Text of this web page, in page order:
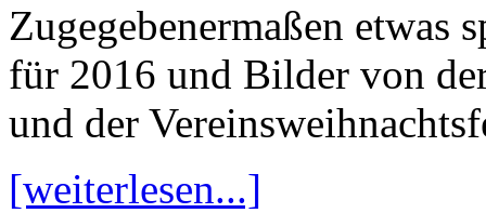
Zugegebenermaßen etwas
für 2016 und Bilder von
und der
[weiterlesen...]